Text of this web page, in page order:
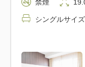
禁煙
シングルサイ